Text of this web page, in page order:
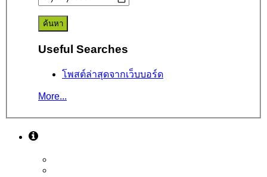
Useful Searches
โพสต์ล่าสุดจากเว็บบอร์ด
More...